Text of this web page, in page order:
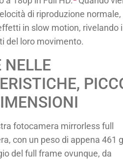
di riproduzione normale,
in slow motion, rivelando i
del loro movimento.
NELLE
fotocamera mirrorless full
con un peso di appena 461
del full frame ovunque, da